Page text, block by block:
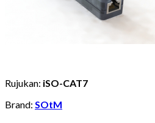
Rujukan: iSO-CAT7
Brand: SOtM